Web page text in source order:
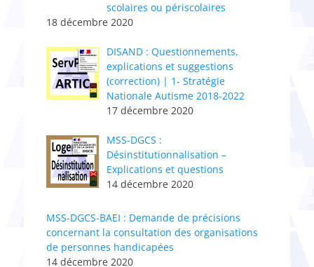
scolaires ou périscolaires
18 décembre 2020
DISAND : Questionnements,
explications et suggestions
(correction) | 1- Stratégie
Nationale Autisme 2018-2022
17 décembre 2020
MSS-DGCS :
Désinstitutionnalisation –
Explications et questions
14 décembre 2020
MSS-DGCS-BAEI : Demande de précisions
concernant la consultation des organisations
de personnes handicapées
14 décembre 2020